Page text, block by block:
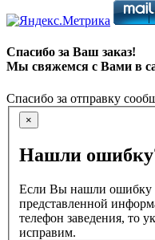
Спасибо за Ваш заказ!
Мы свяжемся с Вами в
Спасибо за отправку
×
Нашли
Если Вы нашли ошибку
представленной
телефон заведения, то
исправим.